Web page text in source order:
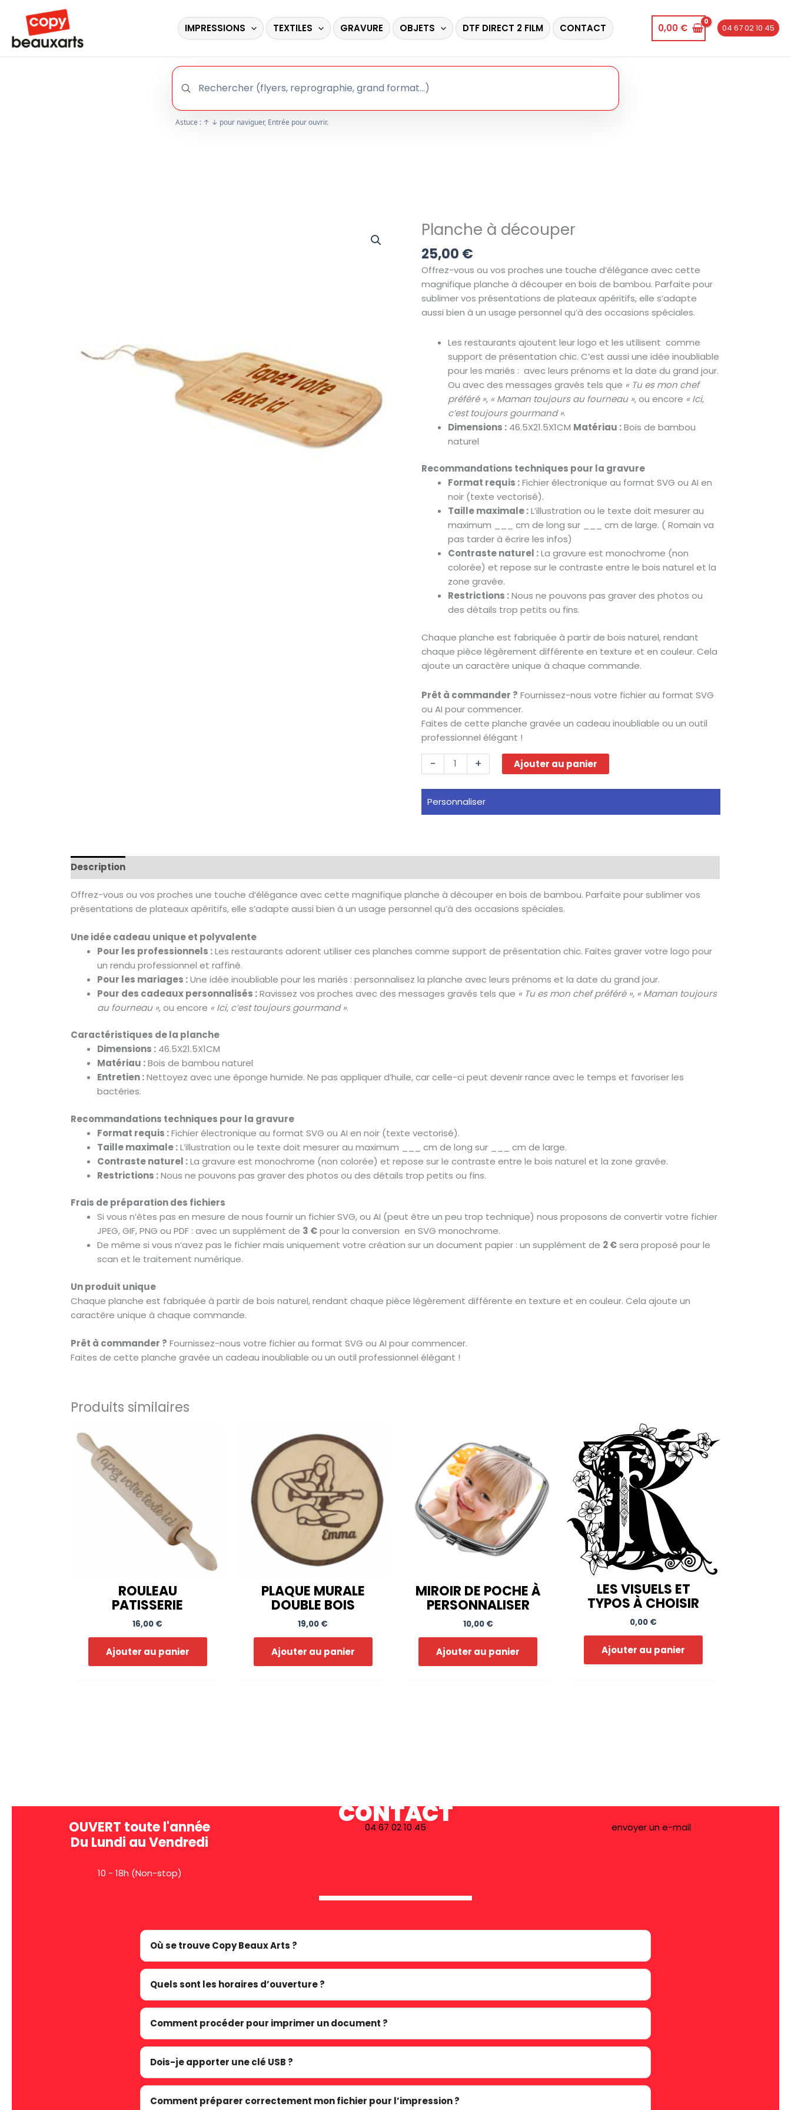
contenu
IMPRESSIONS TEXTILES GRAVURE OBJETS DTF DIRECT 2 FILM CONTACT 0,00 € 04 67 02 10 45
Astuce : ↑ ↓ pour naviguer, Entrée pour ouvrir.
Planche à découper
25,00 €
Offrez-vous ou vos proches une touche d’élégance avec cette
magnifique planche à découper en bois de bambou. Parfaite pour
sublimer vos présentations de plateaux apéritifs, elle s’adapte
aussi bien à un usage personnel qu’à des occasions spéciales.
Les restaurants ajoutent leur logo et les utilisent comme
support de présentation chic. C’est aussi une idée inoubliable
pour les mariés : avec leurs prénoms et la date du grand jour.
Ou avec des messages gravés tels que « Tu es mon chef
préféré », « Maman toujours au fourneau », ou encore « Ici,
c’est toujours gourmand ».
Dimensions : 46.5X21.5X1CM Matériau :Bois de bambou
naturel
Recommandations techniques pour la gravure
Format requis :Fichier électronique au format SVG ou AI en
noir (texte vectorisé).
Taille maximale :L’illustration ou le texte doit mesurer au
maximum ___ cm de long sur ___ cm de large. ( Romain va
pas tarder à écrire les infos)
Contraste naturel :La gravure est monochrome (non
colorée) et repose sur le contraste entre le bois naturel et la
zone gravée.
Restrictions :Nous ne pouvons pas graver des photos ou
des détails trop petits ou fins.
Chaque planche est fabriquée à partir de bois naturel, rendant
chaque pièce légèrement différente en texture et en couleur. Cela
ajoute un caractère unique à chaque commande.
Prêt à commander ? Fournissez-nous votre fichier au format SVG
ou AI pour commencer.
Faites de cette planche gravée un cadeau inoubliable ou un outil
professionnel élégant !
-
quantité
de
Planche
découper
+ Ajouter au panier
Personnaliser
Description
Offrez-vous ou vos proches une touche d’élégance avec cette magnifique planche à découper en bois de bambou. Parfaite pour sublimer vos
présentations de plateaux apéritifs, elle s’adapte aussi bien à un usage personnel qu’à des occasions spéciales.
Une idée cadeau unique et polyvalente
Pour les professionnels :Les restaurants adorent utiliser ces planches comme support de présentation chic. Faites graver votre logo pour
un rendu professionnel et raffiné.
Pour les mariages :Une idée inoubliable pour les mariés : personnalisez la planche avec leurs prénoms et la date du grand jour.
Pour des cadeaux personnalisés :Ravissez vos proches avec des messages gravés tels que « Tu es mon chef préféré », « Maman toujours
au fourneau », ou encore « Ici, c’est toujours gourmand ».
Caractéristiques de la planche
Dimensions : 46.5X21.5X1CM
Matériau :Bois de bambou naturel
Entretien :Nettoyez avec une éponge humide. Ne pas appliquer d’huile, car celle-ci peut devenir rance avec le temps et favoriser les
bactéries.
Recommandations techniques pour la gravure
Format requis :Fichier électronique au format SVG ou AI en noir (texte vectorisé).
Taille maximale :L’illustration ou le texte doit mesurer au maximum ___ cm de long sur ___ cm de large.
Contraste naturel :La gravure est monochrome (non colorée) et repose sur le contraste entre le bois naturel et la zone gravée.
Restrictions :Nous ne pouvons pas graver des photos ou des détails trop petits ou fins.
Frais de préparation des fichiers
Si vous n’êtes pas en mesure de nous fournir un fichier SVG, ou AI (peut être un peu trop technique) nous proposons de convertir votre fichier
JPEG, GIF, PNG ou PDF : avec un supplément de 3 €pour la conversion en SVG monochrome.
De même si vous n’avez pas le fichier mais uniquement votre création sur un document papier : un supplément de 2 €sera proposé pour le
scan et le traitement numérique.
Un produit unique
Chaque planche est fabriquée à partir de bois naturel, rendant chaque pièce légèrement différente en texture et en couleur. Cela ajoute un
caractère unique à chaque commande.
Prêt à commander ? Fournissez-nous votre fichier au format SVG ou AI pour commencer.
Faites de cette planche gravée un cadeau inoubliable ou un outil professionnel élégant !
Produits similaires
ROULEAU
PATISSERIE
16,00 €
Ajouter au panier
PLAQUE MURALE
DOUBLE BOIS
19,00 €
Ajouter au panier
MIROIR DE POCHE À
PERSONNALISER
10,00 €
Ajouter au panier
LES VISUELS ET
TYPOS À CHOISIR
0,00 €
Ajouter au panier
CONTACT
OUVERT toute l'année
Du Lundi au Vendredi
10 - 18h (Non-stop)
04 67 02 10 45 envoyer un e-mail
Où se trouve Copy Beaux Arts ?
Quels sont les horaires d’ouverture ?
Comment procéder pour imprimer un document ?
Dois-je apporter une clé USB ?
Comment préparer correctement mon fichier pour l’impression ?